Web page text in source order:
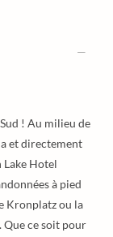
! Au milieu de
et directement
Lake Hotel
à pied
Kronplatz ou la
. Que ce soit pour